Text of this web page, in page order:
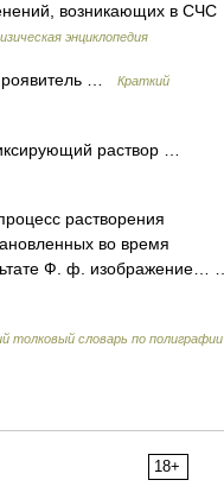
возникающих в СЧС
энциклопедия
…
Краткий
раствор …
растворения
во время
Ф. ф. изображение… …
толковый словарь по полиграфии
18+